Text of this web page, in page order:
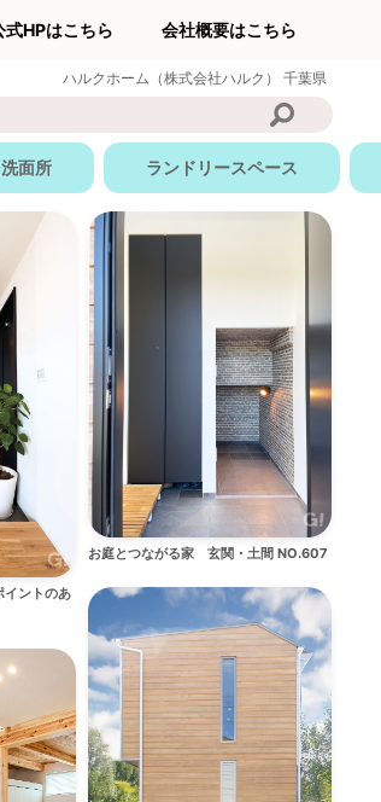
式HPはこちら 会社概要はこちら
ハルクホーム（株式会社ハルク） 千葉県
洗面所 ランドリースペース
イントのあ
お庭とつながる家 玄関・土間 NO.607